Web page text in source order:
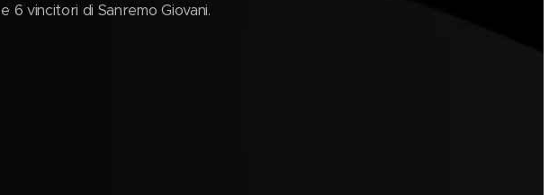
vincitori di Sanremo Giovani.